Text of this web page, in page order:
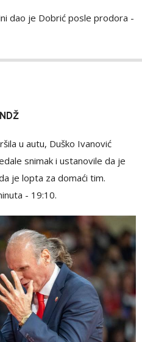
dao je Dobrić posle prodora -
u autu, Duško Ivanović
snimak i ustanovile da je
je lopta za domaći tim.
- 19:10.